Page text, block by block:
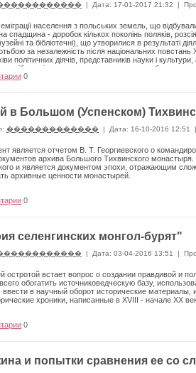
| Дата: 17-01-2017 21:32 |
еміграції населення з польських земель, що
спадщина - доробок кількох поколінь поляків,
та бібліотечні), що утворилися в результаті
за незалежність після національних повстань
політичних діячів, представників науки і
зібрань і спадщини, завдяки зусиллям багатьох
дар від її спадкоємців. Серед кількох десятків
150 років, Польський музей у Ра- персвіллі,
студій та архіву Понтифікату Іоанна Павла ІІ у
і благодійних установах, що діють на чужині.
0
в Большом (Успенском)
������������� | Дата: 16-10-2016 12:51 |
является отчетом В. Т. Георги­евского о
архива Большого Тихвинского
и яв­ляется документом эпохи, отражающим
архивные ценности монастырей.
0
селенгинских монгол-бурят"
| Дата: 03-04-2016 13:51 |
остротой встает вопрос о создании правдивой и
обогатить источниковедческую базу,
в научный оборот исторические
хроники, написанные в XVIII - начале XX
0
и попытки сравнения ее со